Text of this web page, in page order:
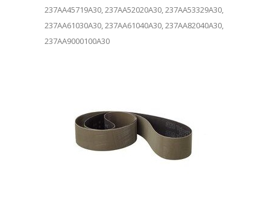
237AA45719A30, 237AA52020A30, 237AA53329A30,
237AA61030A30, 237AA61040A30, 237AA82040A30,
237AA9000100A30